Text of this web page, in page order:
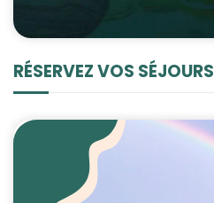
RÉSERVEZ VOS SÉJOURS